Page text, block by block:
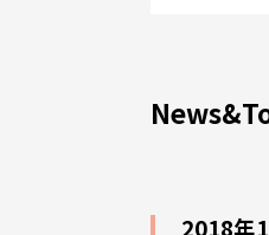
2018年